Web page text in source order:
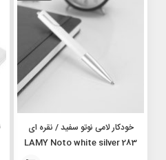
خودکار لامی نوتو سفید / نقره ای
LAMY Noto white silver 283